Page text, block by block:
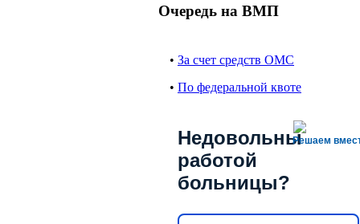
Очередь на ВМП
• За счет средств ОМС
• По федеральной квоте
Решаем
Недовольны
работой
больницы?